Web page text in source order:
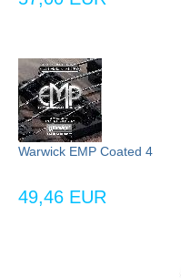
Warwick EMP Coated 4
49,46 EUR